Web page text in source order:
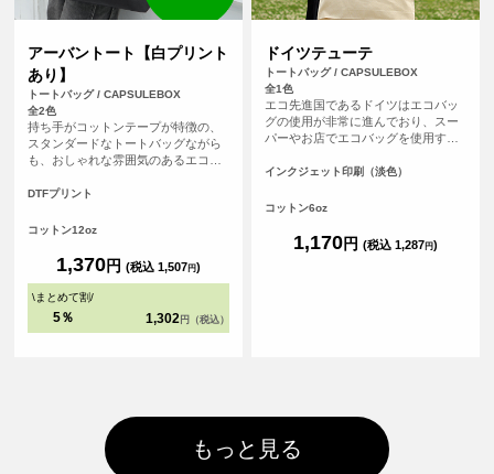
アーバントート【白プリント
あり】
トートバッグ / CAPSULEBOX
全2色
持ち手がコットンテープが特徴の、
スタンダードなトートバッグながら
も、おしゃれな雰囲気のあるエコバ
余裕をもってかけることが可能で
で、普段のメインバッグとしても使
のため、常備在庫しています）
DTFプリント
コットン12oz
1,370円 (税込 1,507円)
\まとめて割/
5％ 1,302 円（税込）
ドイツテューテ
トートバッグ / CAPSULEBOX
全1色
エコ先進国であるドイツはエコバッ
グの使用が非常に進んでおり、スー
パーやお店でエコバッグを使用する
ラーなおしゃれなエコバッグと同じ
ーテ」にオリジナルプリントをしよ
かけても負担が少ない。見た目がと
ってもかわいいエコバッグです（※
インクジェット印刷（淡色）
コットン6oz
1,170円 (税込 1,287円)
もっと見る